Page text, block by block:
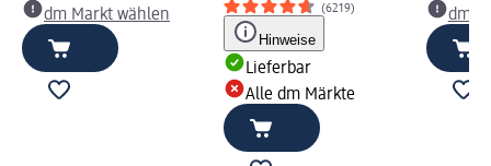
dm Markt wählen
(6219)
Hinweise
Lieferbar
Alle dm Märkte
dm